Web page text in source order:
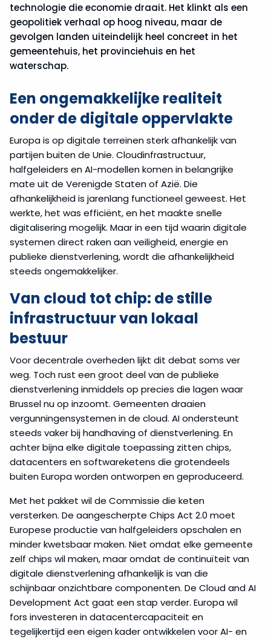
technologie die economie draait. Het klinkt als een
geopolitiek verhaal op hoog niveau, maar de
gevolgen landen uiteindelijk heel concreet in het
gemeentehuis, het provinciehuis en het
waterschap.
Een ongemakkelijke realiteit
onder de digitale oppervlakte
Europa is op digitale terreinen sterk afhankelijk van
partijen buiten de Unie. Cloudinfrastructuur,
halfgeleiders en AI-modellen komen in belangrijke
mate uit de Verenigde Staten of Azië. Die
afhankelijkheid is jarenlang functioneel geweest. Het
werkte, het was efficiënt, en het maakte snelle
digitalisering mogelijk. Maar in een tijd waarin digitale
systemen direct raken aan veiligheid, energie en
publieke dienstverlening, wordt die afhankelijkheid
steeds ongemakkelijker.
Van cloud tot chip: de stille
infrastructuur van lokaal
bestuur
Voor decentrale overheden lijkt dit debat soms ver
weg. Toch rust een groot deel van de publieke
dienstverlening inmiddels op precies die lagen waar
Brussel nu op inzoomt. Gemeenten draaien
vergunningensystemen in de cloud. AI ondersteunt
steeds vaker bij handhaving of dienstverlening. En
achter bijna elke digitale toepassing zitten chips,
datacenters en softwareketens die grotendeels
buiten Europa worden ontworpen en geproduceerd.
Met het pakket wil de Commissie die keten
versterken. De aangescherpte Chips Act 2.0 moet
Europese productie van halfgeleiders opschalen en
minder kwetsbaar maken. Niet omdat elke gemeente
zelf chips wil maken, maar omdat de continuïteit van
digitale dienstverlening afhankelijk is van die
schijnbaar onzichtbare componenten. De Cloud and AI
Development Act gaat een stap verder. Europa wil
fors investeren in datacentercapaciteit en
tegelijkertijd een eigen kader ontwikkelen voor AI- en